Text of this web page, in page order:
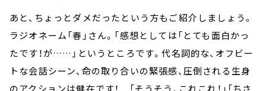
あと、ちょっとダメだったという方もご紹介しましょう。
ラジオネーム「春」さん。「感想としては「とても面白かっ
たです！が……」というところです。代名詞的な、オフビー
トな会話シーン、命の取り合いの緊張感、圧倒される生身
のアクションは健在です！ 「そうそう、これこれ！」「ちさ